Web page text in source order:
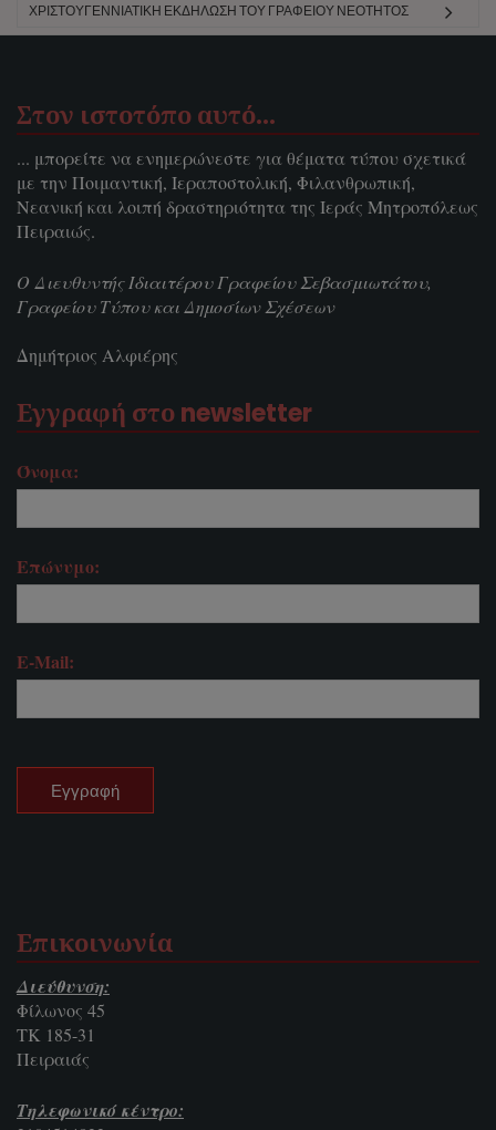
ΧΡΙΣΤΟΥΓΕΝΝΙΆΤΙΚΗ ΕΚΔΉΛΩΣΗ ΤΟΥ ΓΡΑΦΕΊΟΥ ΝΕΌΤΗΤΟΣ
Στον ιστοτόπο αυτό…
... μπορείτε να ενημερώνεστε για θέματα τύπου σχετικά
με την Ποιμαντική, Ιεραποστολική, Φιλανθρωπική,
Νεανική και λοιπή δραστηριότητα της Ιεράς Μητροπόλεως
Πειραιώς.
Ο Διευθυντής Ιδιαιτέρου Γραφείου Σεβασμιωτάτου,
Γραφείου Τύπου και Δημοσίων Σχέσεων
Δημήτριος Αλφιέρης
Εγγραφή στο newsletter
Όνομα:
Επώνυμο:
E-Mail:
Επικοινωνία
Διεύθυνση:
Φίλωνος 45
ΤΚ 185-31
Πειραιάς
Τηλεφωνικό κέντρο: